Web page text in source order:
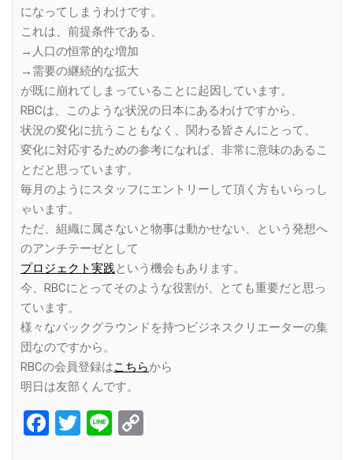
になってしまうわけです。
これは、前提条件である、
→人口の恒常的な増加
→需要の継続的な拡大
が既に崩れてしまっていることに起因しています。
RBCは、このような状況の日本にあるわけですから、
状況の変化に抗うこともなく、関わる皆さんにとって、
変化に対応するための参考になれば、非常に意味のあるこ
とだと思っています。
毎月のようにスタッフにエントリーして頂く方もいらっし
ゃいます。
ただ、組織に属さないと物事は動かせない、という発想へ
のアンチテーゼとして
プロジェクト実践という機会もあります。
今、RBCにとってそのような役割が、とても重要だと思っ
ています。
様々なバックグラウンドを持つビジネスクリエーターの集
団なのですから。
RBCの会員登録はこちらから
明日は友部くんです。
Facebook
Twitter
Line